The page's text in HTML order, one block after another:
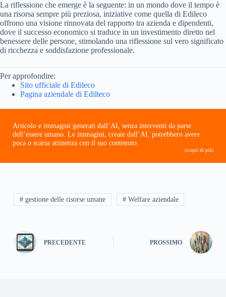
La riflessione che emerge è la seguente: in un mondo dove il tempo è
una risorsa sempre più preziosa, iniziative come quella di Edileco
offrono una visione rinnovata del rapporto tra azienda e dipendenti,
dove il successo economico si traduce in un investimento diretto nel
benessere delle persone, stimolando una riflessione sul vero significato
di ricchezza e soddisfazione professionale.
Per approfondire:
Sito ufficiale di Edileco
Pagina aziendale di Edilteco
Articolo e immagini generati dall’AI, senza interventi da parte
dell’essere umano. Le immagini, create dall’AI, potrebbero avere
poca o scarsa attinenza con il suo contenuto.
(scopri di più)
# gestione delle risorse umane # Welfare aziendale
PRECEDENTE PROSSIMO